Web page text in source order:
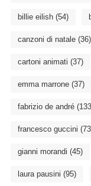
billie eilish(54)
canzoni di natale(36)
cartoni animati (37)
emma marrone(37)
fabrizio de andré
francesco guccini
gianni morandi (45)
laura pausini (95)